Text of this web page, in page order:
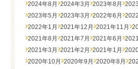
2024年8月 2024年3月 2023年8月
2023年5月 2023年3月 2022年6月
2022年1月 2021年12月 2021年11月
2021年8月 2021年7月 2021年6月
2021年3月 2021年2月 2021年1月
2020年10月 2020年9月 2020年8月